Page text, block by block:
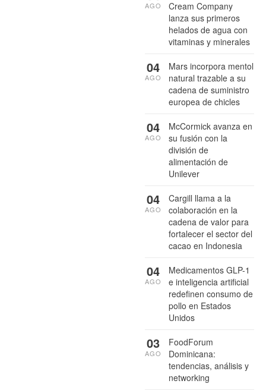
Cream Company
lanza sus primeros
helados de agua con
vitaminas y minerales
AGO
Mars incorpora mentol
natural trazable a su
cadena de suministro
europea de chicles
04
AGO
McCormick avanza en
su fusión con la
división de
alimentación de
Unilever
04
AGO
Cargill llama a la
colaboración en la
cadena de valor para
fortalecer el sector del
cacao en Indonesia
04
AGO
Medicamentos GLP-1
e inteligencia artificial
redefinen consumo de
pollo en Estados
Unidos
04
AGO
FoodForum
Dominicana:
tendencias, análisis y
networking
03
AGO